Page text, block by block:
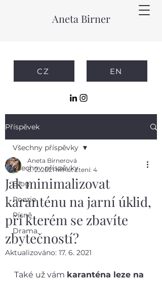
Aneta Birner
CZ EN
Příspěvek
Všechny příspěvky
Blog
Poezie
Písně
Drama
Všechny příspěvky
Jak minimalizovat
karanténu na jarní úklid,
při kterém se zbavíte
zbytečností?
Aneta Birnerová
8. 2. 2021 Minut čtení: 4
Aktualizováno: 17. 6. 2021
Také už vám karanténa leze na